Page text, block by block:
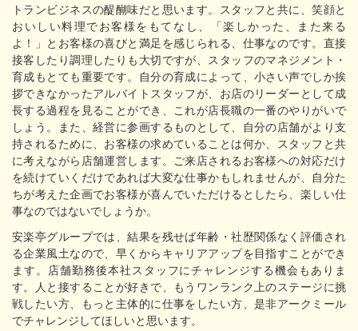
トランビジネスの醍醐味だと思います。スタッフと共に、笑顔と
おいしい料理でお客様をもてなし、「楽しかった、また来る
よ！」とお客様の喜びと満足を感じられる、仕事なのです。直接
接客したり調理したりも大切ですが、スタッフのマネジメント・
育成もとても重要です。自分の育成によって、小さい声でしか挨
拶できなかったアルバイトスタッフが、お店のリーダーとして成
長する過程を見ることができ、これが店長職の一番のやりがいで
しょう。また、経営に参画するものとして、自分の店舗がより支
持されるために、お客様の求めていることは何か、スタッフと共
に考えながら店舗運営します。ご来店されるお客様への対応だけ
を続けていくだけであれば大変な仕事かもしれませんが、自分た
ちが考えた企画でお客様が喜んでいただけるとしたら、楽しい仕
事なのではないでしょうか。
安楽亭グループでは、結果を残せば年齢・社歴関係なく評価され
る企業風土なので、早くからキャリアアップを目指すことができ
ます。店舗勤務後本社スタッフにチャレンジする機会もありま
す。人と接することが好きで、もうワンランク上のステージに挑
戦したい方、もっと主体的に仕事をしたい方、是非アークミール
でチャレンジしてほしいと思います。